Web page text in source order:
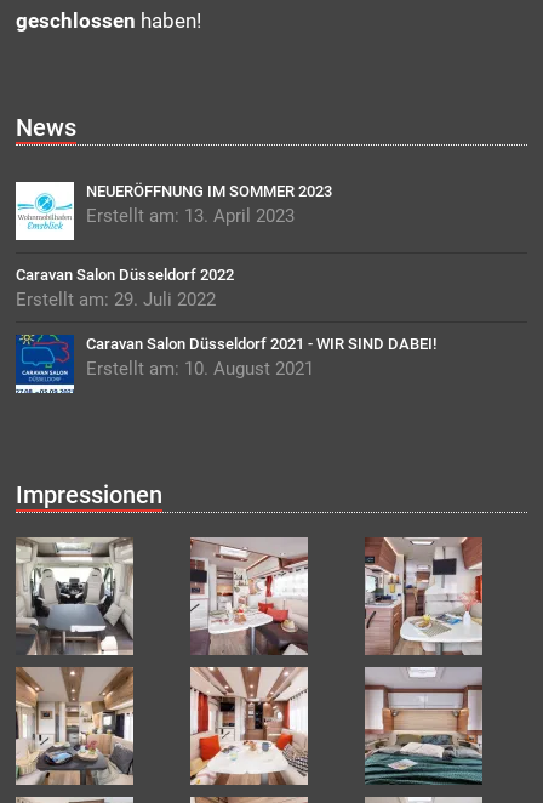
geschlossen haben!
News
NEUERÖFFNUNG IM SOMMER 2023
Erstellt am: 13. April 2023
Caravan Salon Düsseldorf 2022
Erstellt am: 29. Juli 2022
Caravan Salon Düsseldorf 2021 - WIR SIND DABEI!
Erstellt am: 10. August 2021
Impressionen